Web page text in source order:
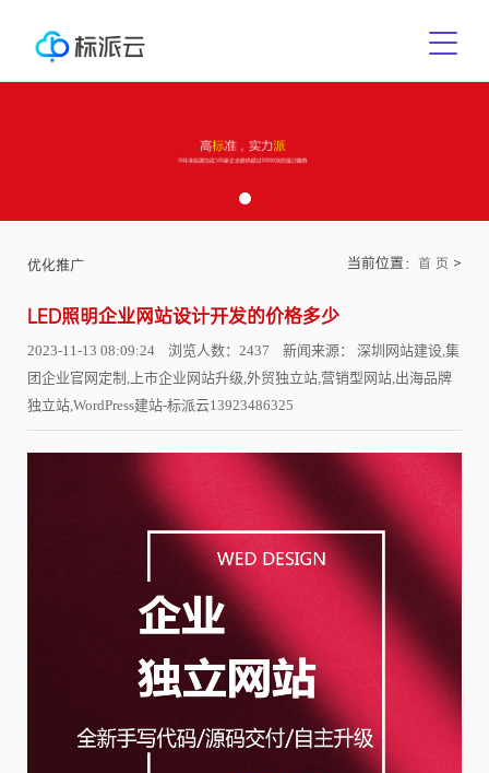
优化推广 当前位置： 首 页 >
LED照明企业网站设计开发的价格多少
2023-11-13 08:09:24 浏览人数：2437 新闻来源： 深圳网站建设,集
团企业官网定制,上市企业网站升级,外贸独立站,营销型网站,出海品牌
独立站,WordPress建站-标派云13923486325